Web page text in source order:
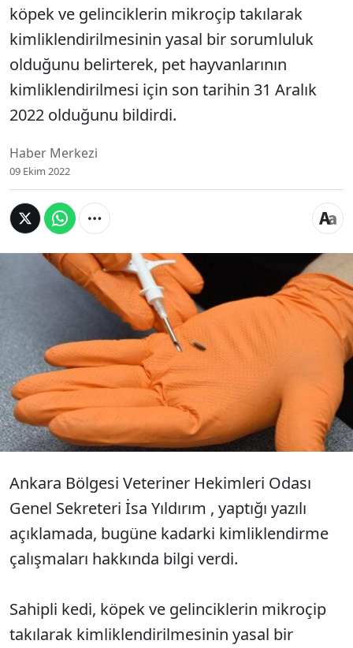
köpek ve gelinciklerin mikroçip takılarak
kimliklendirilmesinin yasal bir sorumluluk
olduğunu belirterek, pet hayvanlarının
kimliklendirilmesi için son tarihin 31 Aralık
2022 olduğunu bildirdi.
Haber Merkezi
09 Ekim 2022
Ankara Bölgesi Veteriner Hekimleri Odası Genel
Sekreteri İsa Yıldırım, sahipli kedi, köpek ve
gelinciklerin mikroçip takılarak
kimliklendirilmesinin yasal bir sorumluluk
olduğunu belirterek, pet hayvanlarının
kimliklendirilmesi için son tarihin 31 Aralık 2022
olduğunu bildirdi.
Ankara Bölgesi Veteriner Hekimleri Odası
Genel Sekreteri İsa Yıldırım , yaptığı yazılı
açıklamada, bugüne kadarki kimliklendirme
çalışmaları hakkında bilgi verdi.
Sahipli kedi, köpek ve gelinciklerin mikroçip
takılarak kimliklendirilmesinin yasal bir